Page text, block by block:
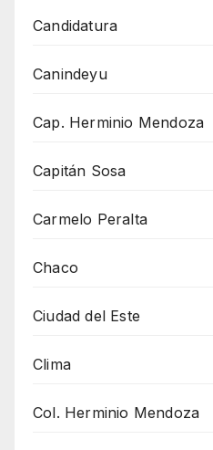
Candidatura
Canindeyu
Cap. Herminio Mendoza
Capitán Sosa
Carmelo Peralta
Chaco
Ciudad del Este
Clima
Col. Herminio Mendoza